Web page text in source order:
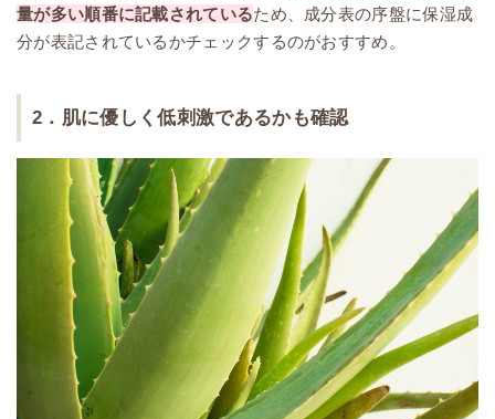
量が多い順番に記載されているため、成分表の序盤に保湿成
分が表記されているかチェックするのがおすすめ。
2．肌に優しく低刺激であるかも確認